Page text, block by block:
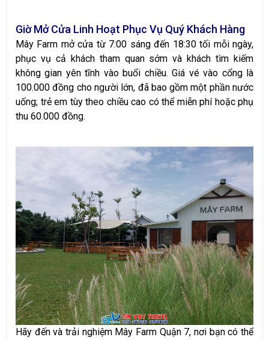
Giờ Mở Cửa Linh Hoạt Phục Vụ Quý Khách Hàng
Mây Farm mở cửa từ 7:00 sáng đến 18:30 tối mỗi ngày,
phục vụ cả khách tham quan sớm và khách tìm kiếm
không gian yên tĩnh vào buổi chiều. Giá vé vào cổng là
100.000 đồng cho người lớn, đã bao gồm một phần nước
uống; trẻ em tùy theo chiều cao có thể miễn phí hoặc phụ
thu 60.000 đồng.
Hãy đến và trải nghiệm Mây Farm Quận 7, nơi bạn có thể